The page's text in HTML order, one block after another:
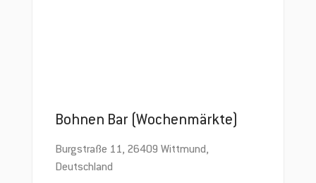
Bohnen Bar (Wochenmärkte)
Burgstraße 11, 26409 Wittmund,
Deutschland